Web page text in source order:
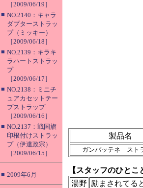
［2009/06/19］
■ NO.2140：キャラ
ダプターストラッ
プ（ミッキー）
［2009/06/18］
■ NO.2139：キラキ
ラハートストラッ
プ
［2009/06/17］
■ NO.2138：ミニチ
ュアカセットテー
プストラップ
［2009/06/16］
■ NO.2137：戦国旗
印根付けストラッ
プ（伊達政宗）
［2009/06/15］
■ 2009年6月
製品名
ガンバッテネ スト
【スタッフのひとこ
湯野 励まされてる